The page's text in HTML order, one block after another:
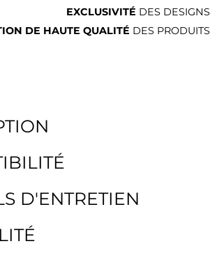
EXCLUSIVITÉ DES DESIGNS
DE HAUTE QUALITÉ DES PRODUITS
D'ENTRETIEN